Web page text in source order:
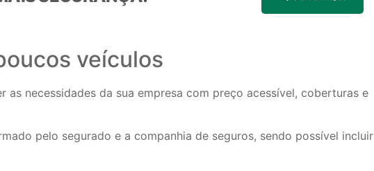
veículos
necessidades da sua empresa com preço acessível, coberturas e
pelo segurado e a companhia de seguros, sendo possível incluir